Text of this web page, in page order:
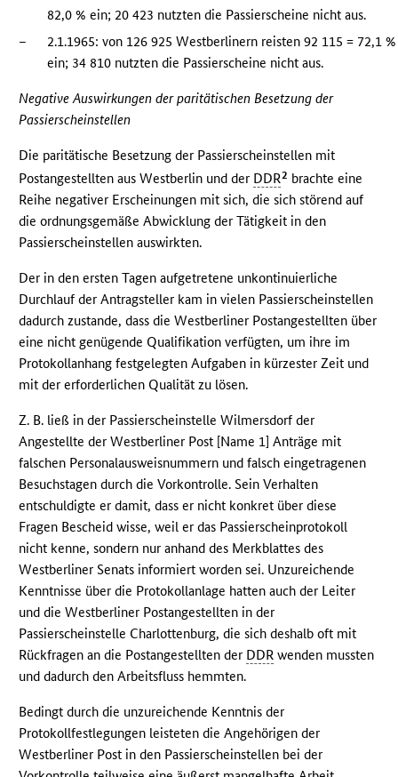
82,0 % ein; 20 423 nutzten die Passierscheine nicht aus.
–
2.1.1965: von 126 925 Westberlinern reisten 92 115 = 72,1 %
ein; 34 810 nutzten die Passierscheine nicht aus.
Negative Auswirkungen der paritätischen Besetzung der
Passierscheinstellen
Die paritätische Besetzung der Passierscheinstellen mit
Postangestellten aus Westberlin und der DDR2 brachte eine
Reihe negativer Erscheinungen mit sich, die sich störend auf
die ordnungsgemäße Abwicklung der Tätigkeit in den
Passierscheinstellen auswirkten.
Der in den ersten Tagen aufgetretene unkontinuierliche
Durchlauf der Antragsteller kam in vielen Passierscheinstellen
dadurch zustande, dass die Westberliner Postangestellten über
eine nicht genügende Qualifikation verfügten, um ihre im
Protokollanhang festgelegten Aufgaben in kürzester Zeit und
mit der erforderlichen Qualität zu lösen.
Z. B. ließ in der Passierscheinstelle Wilmersdorf der
Angestellte der Westberliner Post [Name 1] Anträge mit
falschen Personalausweisnummern und falsch eingetragenen
Besuchstagen durch die Vorkontrolle. Sein Verhalten
entschuldigte er damit, dass er nicht konkret über diese
Fragen Bescheid wisse, weil er das Passierscheinprotokoll
nicht kenne, sondern nur anhand des Merkblattes des
Westberliner Senats informiert worden sei. Unzureichende
Kenntnisse über die Protokollanlage hatten auch der Leiter
und die Westberliner Postangestellten in der
Passierscheinstelle Charlottenburg, die sich deshalb oft mit
Rückfragen an die Postangestellten der DDR wenden mussten
und dadurch den Arbeitsfluss hemmten.
Bedingt durch die unzureichende Kenntnis der
Protokollfestlegungen leisteten die Angehörigen der
Westberliner Post in den Passierscheinstellen bei der